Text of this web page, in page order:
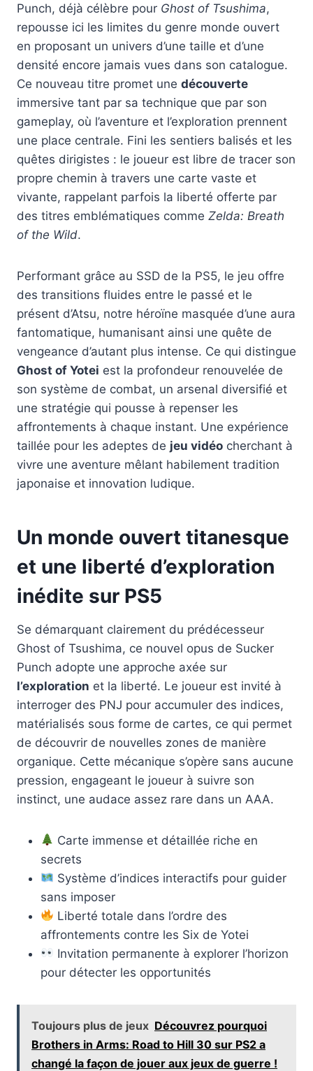
Punch, déjà célèbre pour Ghost of Tsushima,
repousse ici les limites du genre monde ouvert
en proposant un univers d’une taille et d’une
densité encore jamais vues dans son catalogue.
Ce nouveau titre promet une découverte
immersive tant par sa technique que par son
gameplay, où l’aventure et l’exploration prennent
une place centrale. Fini les sentiers balisés et les
quêtes dirigistes : le joueur est libre de tracer son
propre chemin à travers une carte vaste et
vivante, rappelant parfois la liberté offerte par
des titres emblématiques comme Zelda: Breath
of the Wild.
Performant grâce au SSD de la PS5, le jeu offre
des transitions fluides entre le passé et le
présent d’Atsu, notre héroïne masquée d’une aura
fantomatique, humanisant ainsi une quête de
vengeance d’autant plus intense. Ce qui distingue
Ghost of Yotei est la profondeur renouvelée de
son système de combat, un arsenal diversifié et
une stratégie qui pousse à repenser les
affrontements à chaque instant. Une expérience
taillée pour les adeptes de jeu vidéo cherchant à
vivre une aventure mêlant habilement tradition
japonaise et innovation ludique.
Un monde ouvert titanesque
et une liberté d’exploration
inédite sur PS5
Se démarquant clairement du prédécesseur
Ghost of Tsushima, ce nouvel opus de Sucker
Punch adopte une approche axée sur
l’exploration et la liberté. Le joueur est invité à
interroger des PNJ pour accumuler des indices,
matérialisés sous forme de cartes, ce qui permet
de découvrir de nouvelles zones de manière
organique. Cette mécanique s’opère sans aucune
pression, engageant le joueur à suivre son
instinct, une audace assez rare dans un AAA.
Carte immense et détaillée riche en
secrets
Système d’indices interactifs pour guider
sans imposer
Liberté totale dans l’ordre des
affrontements contre les Six de Yotei
Invitation permanente à explorer l’horizon
pour détecter les opportunités
Toujours plus de jeux Découvrez pourquoi
Brothers in Arms: Road to Hill 30 sur PS2 a
changé la façon de jouer aux jeux de guerre !